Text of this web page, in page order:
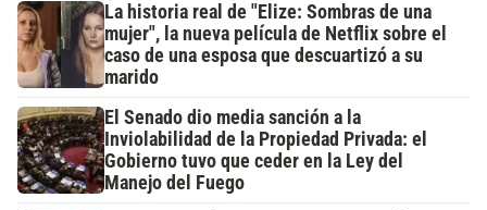
La historia real de "Elize: Sombras de una
mujer", la nueva película de Netflix sobre el
caso de una esposa que descuartizó a su
marido
El Senado dio media sanción a la
Inviolabilidad de la Propiedad Privada: el
Gobierno tuvo que ceder en la Ley del
Manejo del Fuego